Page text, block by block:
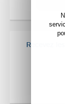
Recevez les